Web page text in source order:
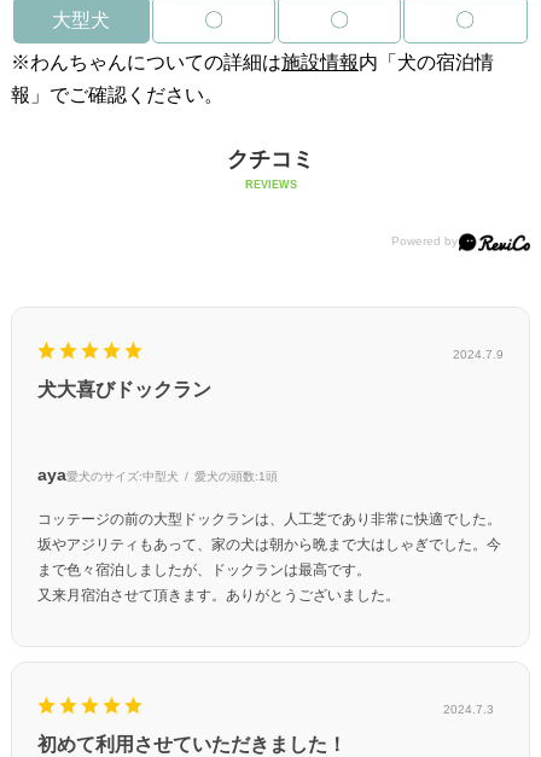
大型犬 〇 〇 〇
※わんちゃんについての詳細は施設情報内「犬の宿泊情
報」でご確認ください。
クチコミ
REVIEWS
2024.7.9
犬大喜びドックラン
aya愛犬のサイズ:中型犬 愛犬の頭数:1頭
コッテージの前の大型ドックランは、人工芝であり非常に快適でした。
坂やアジリティもあって、家の犬は朝から晩まで大はしゃぎでした。今
まで色々宿泊しましたが、ドックランは最高です。
又来月宿泊させて頂きます。ありがとうございました。
2024.7.3
初めて利用させていただきました！